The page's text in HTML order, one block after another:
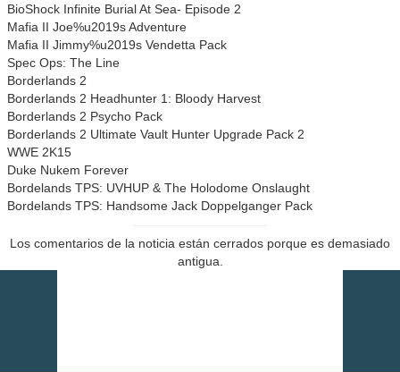
BioShock Infinite Burial At Sea- Episode 2
Mafia II Joe%u2019s Adventure
Mafia II Jimmy%u2019s Vendetta Pack
Spec Ops: The Line
Borderlands 2
Borderlands 2 Headhunter 1: Bloody Harvest
Borderlands 2 Psycho Pack
Borderlands 2 Ultimate Vault Hunter Upgrade Pack 2
WWE 2K15
Duke Nukem Forever
Bordelands TPS: UVHUP & The Holodome Onslaught
Bordelands TPS: Handsome Jack Doppelganger Pack
Los comentarios de la noticia están cerrados porque es demasiado
antigua.